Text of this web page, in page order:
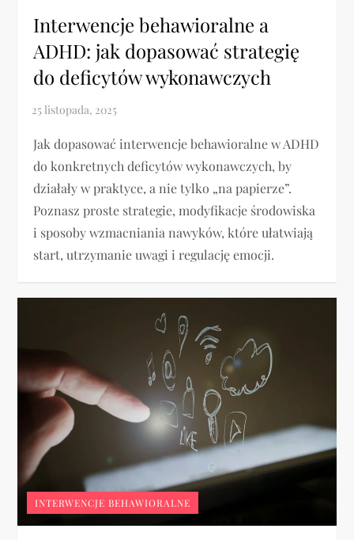
Interwencje behawioralne a
ADHD: jak dopasować strategię
do deficytów wykonawczych
Jak dopasować interwencje behawioralne w ADHD
do konkretnych deficytów wykonawczych, by
działały w praktyce, a nie tylko „na papierze”.
Poznasz proste strategie, modyfikacje środowiska
i sposoby wzmacniania nawyków, które ułatwiają
start, utrzymanie uwagi i regulację emocji.
INTERWENCJE BEHAWIORALNE